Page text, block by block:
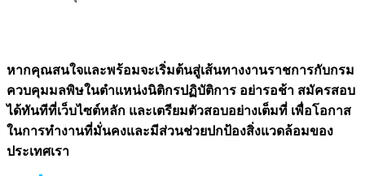
หากคุณสนใจและพร้อมจะเริ่มต้นสู่เส้นทางงานราชการกับกรม
ควบคุมมลพิษในตำแหน่งนิติกรปฏิบัติการ อย่ารอช้า สมัครสอบ
ได้ทันทีที่เว็บไซต์หลัก และเตรียมตัวสอบอย่างเต็มที่ เพื่อโอกาส
ในการทำงานที่มั่นคงและมีส่วนช่วยปกป้องสิ่งแวดล้อมของ
ประเทศเรา